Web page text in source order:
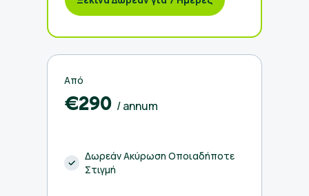
Από
€290 / annum
Δωρεάν Ακύρωση Οποιαδήποτε
Στιγμή